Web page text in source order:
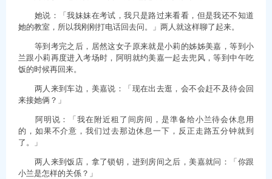
她说：「我妹妹在考试，我只是路过来看看，但是我还不知道
她的教室，所以我刚刚打电话回去问。」两人就这样聊了起来。
等到考完之后，居然这女子原来就是小莉的姊姊美嘉，等到小
兰跟小莉再度进入考场时，阿明就约美嘉一起去兜风，等到中午吃
饭的时候再回来。
两人来到车边，美嘉说：「现在出去逛，会不会赶不及待会回
来接她俩？」
阿明说：「我在附近租了间房间，是準备给小兰待会休息用
的，如果不介意，我们过去那边休息一下，反正走路五分钟就到
了。」
两人来到饭店，拿了锁钥，进到房间之后，美嘉就问：「你跟
小兰是怎样的关係？」